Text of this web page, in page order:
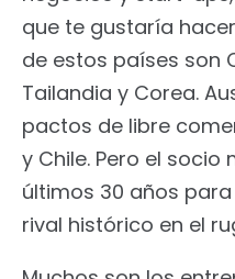
que te gustaría
de estos países son
Tailandia y Corea.
pactos de libre
y Chile. Pero el
últimos 30 años
rival histórico en el